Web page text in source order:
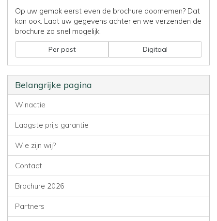
Op uw gemak eerst even de brochure doornemen? Dat
kan ook. Laat uw gegevens achter en we verzenden de
brochure zo snel mogelijk.
Per post Digitaal
Belangrijke pagina
Winactie
Laagste prijs garantie
Wie zijn wij?
Contact
Brochure 2026
Partners